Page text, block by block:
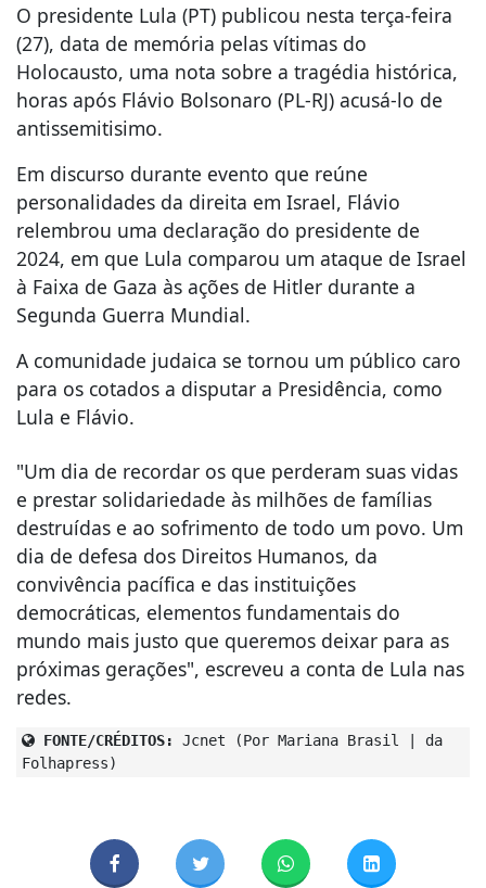
O presidente Lula (PT) publicou nesta terça-feira
(27), data de memória pelas vítimas do
Holocausto, uma nota sobre a tragédia histórica,
horas após Flávio Bolsonaro (PL-RJ) acusá-lo de
antissemitisimo.
Em discurso durante evento que reúne
personalidades da direita em Israel, Flávio
relembrou uma declaração do presidente de
2024, em que Lula comparou um ataque de Israel
à Faixa de Gaza às ações de Hitler durante a
Segunda Guerra Mundial.
A comunidade judaica se tornou um público caro
para os cotados a disputar a Presidência, como
Lula e Flávio.
"Um dia de recordar os que perderam suas vidas
e prestar solidariedade às milhões de famílias
destruídas e ao sofrimento de todo um povo. Um
dia de defesa dos Direitos Humanos, da
convivência pacífica e das instituições
democráticas, elementos fundamentais do
mundo mais justo que queremos deixar para as
próximas gerações", escreveu a conta de Lula nas
redes.
FONTE/CRÉDITOS:
Jcnet (Por Mariana Brasil | da
Folhapress)